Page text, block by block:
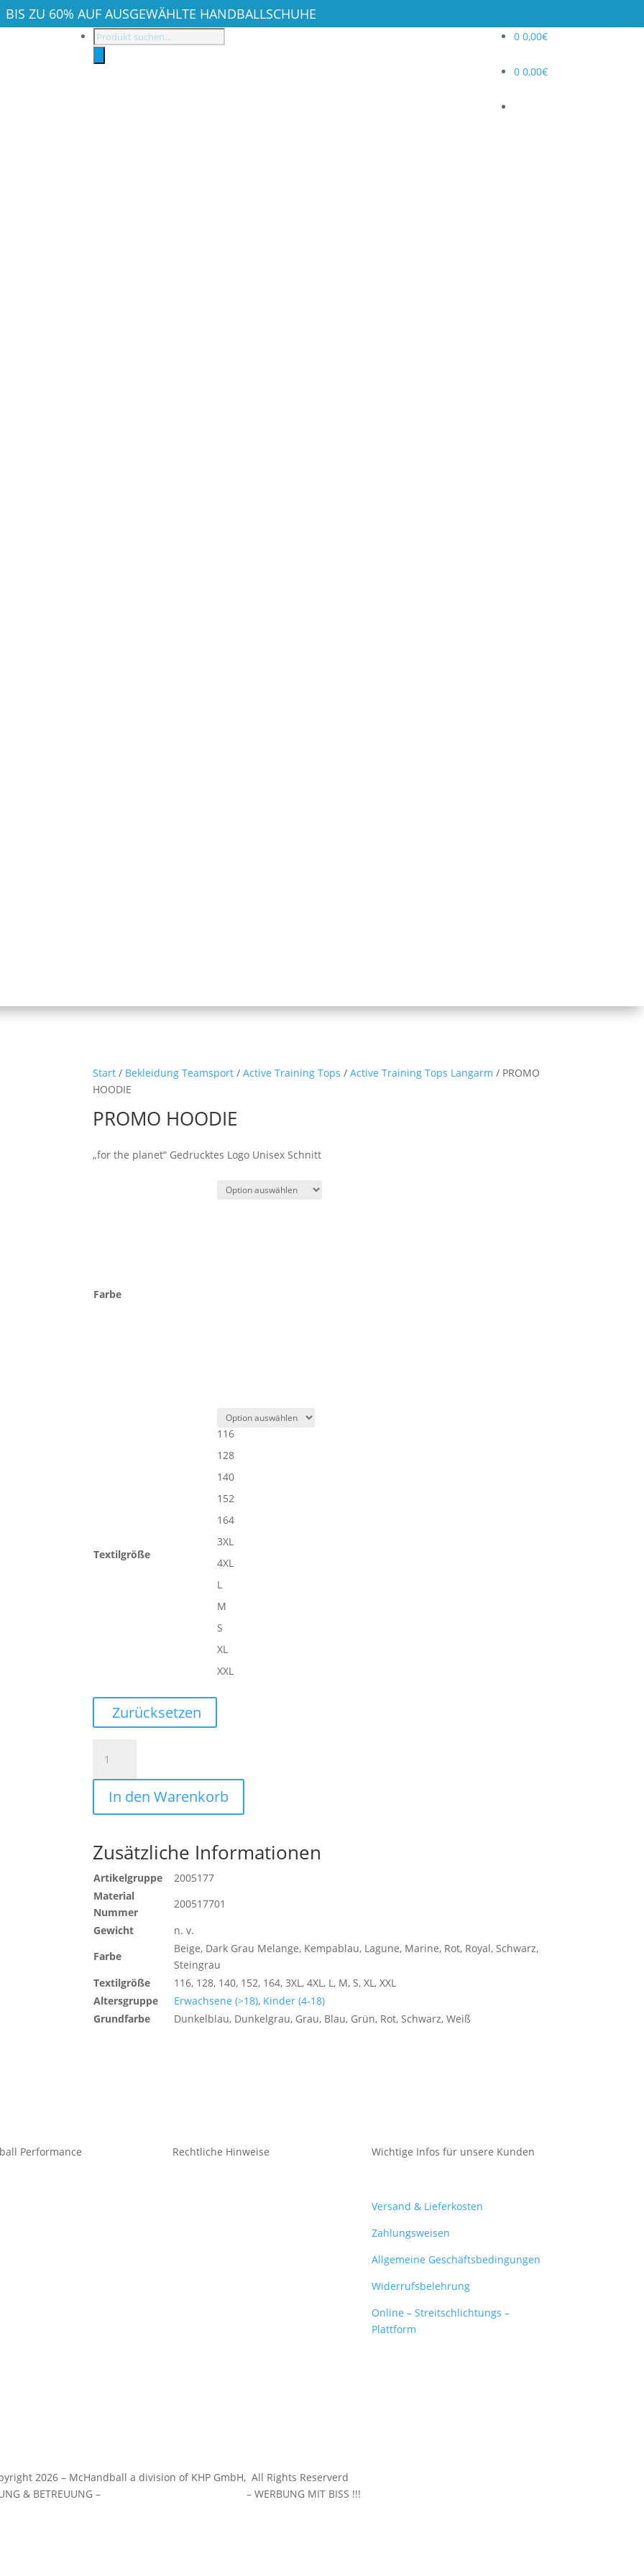
BIS ZU 60% AUF AUSGEWÄHLTE HANDBALLSCHUHE
Products
0 0,00€
0 0,00€
Start / Bekleidung Teamsport /Active Training Tops /Active Training Tops Langarm / PROMO
HOODIE
PROMO HOODIE
„for the planet“ Gedrucktes Logo Unisex Schnitt
Farbe
Textilgröße
116
128
140
152
164
3XL
4XL
L
M
S
XL
XXL
Zurücksetzen
HOODIE
Menge
In den Warenkorb
Zusätzliche Informationen
Artikelgruppe
2005177
Material
Nummer
200517701
Gewicht
n. v.
Farbe
Beige, Dark Grau Melange, Kempablau, Lagune, Marine, Rot, Royal, Schwarz,
Steingrau
Textilgröße
116, 128, 140, 152, 164, 3XL, 4XL, L, M, S, XL, XXL
Altersgruppe
Erwachsene (>18), Kinder (4-18)
Grundfarbe
Dunkelblau, Dunkelgrau, Grau, Blau, Grün, Rot, Schwarz, Weiß
Performance Rechtliche Hinweise Wichtige Infos für unsere Kunden
Versand & Lieferkosten
Zahlungsweisen
Allgemeine Geschäftsbedingungen
Widerrufsbelehrung
Online – Streitschlichtungs –
Plattform
2026 – McHandball a division of KHP GmbH, All Rights Reserverd
& BETREUUNG –
– WERBUNG MIT BISS !!!